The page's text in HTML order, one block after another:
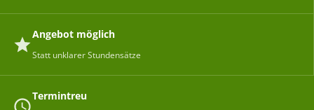
Angebot möglich
Statt unklarer Stundensätze
Termintreu